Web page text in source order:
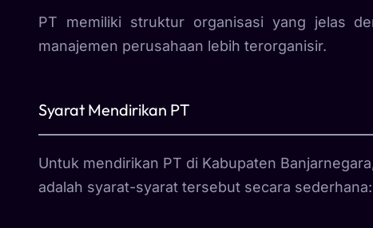
PT memiliki struktur organisasi yang jelas
manajemen perusahaan lebih terorganisir.
Syarat Mendirikan PT
Untuk mendirikan PT di Kabupaten
adalah syarat-syarat tersebut secara sederhana: